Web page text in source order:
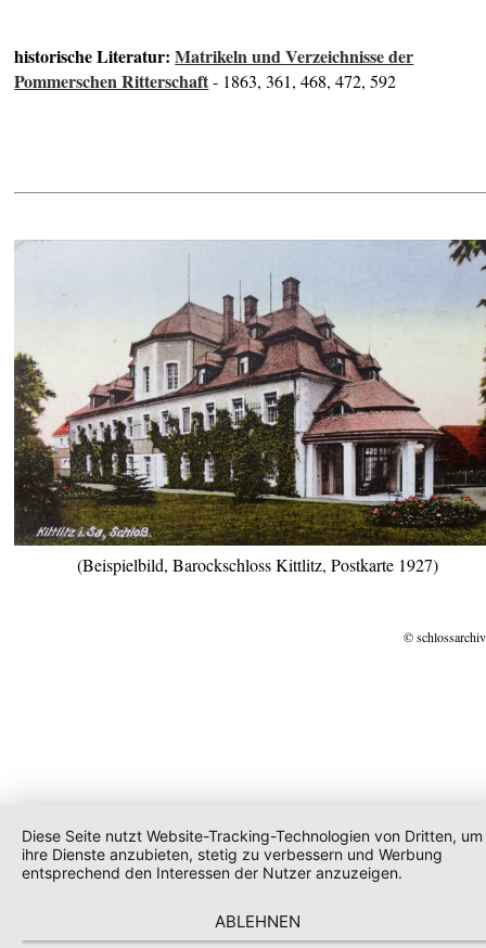
historische Literatur:Matrikeln und Verzeichnisse der
Pommerschen Ritterschaft- 1863, 361, 468, 472, 592
(Beispielbild, Barockschloss Kittlitz, Postkarte 1927)
©
Diese Seite nutzt Website-Tracking-Technologien von Dritten, um
ihre Dienste anzubieten, stetig zu verbessern und Werbung
entsprechend den Interessen der Nutzer anzuzeigen.
ABLEHNEN